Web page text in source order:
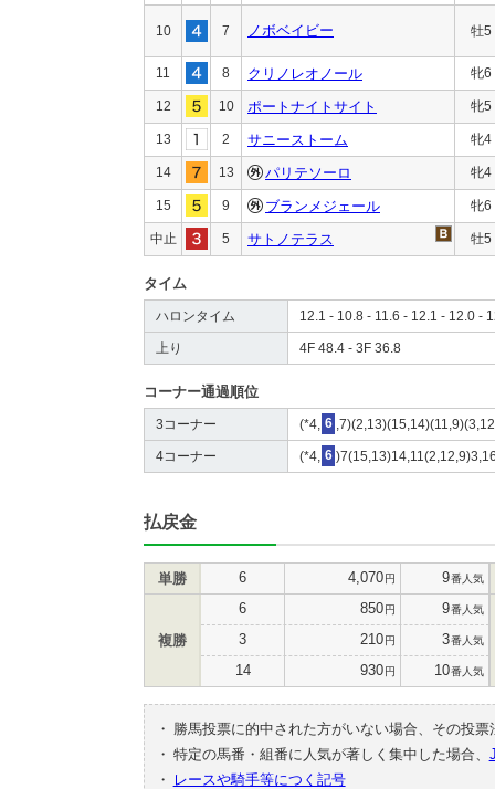
10 7 ノボベイビー 牡5
11 8 クリノレオノール 牝6
12 10 ポートナイトサイト 牝5
13 2 サニーストーム 牝4
14 13 パリテソーロ 牝4
15 9 ブランメジェール 牝6
中止 5 サトノテラス 牡5
タイム
ハロンタイム 12.1 - 10.8 - 11.6 - 12.1 - 12.0 -
上り 4F 48.4 - 3F 36.8
コーナー通過順位
3コーナー (*4, 6
4コーナー (*4, 6
払戻金
単勝 6 4,070円 9番人気
複勝
6 850円 9番人気
3 210円 3番人気
14 930円 10番人気
・
勝馬投票に的中された方がいない場合、その投
・ 特定の馬番・組番に人気が著しく集中した場合、
・
レースや騎手等につく記号